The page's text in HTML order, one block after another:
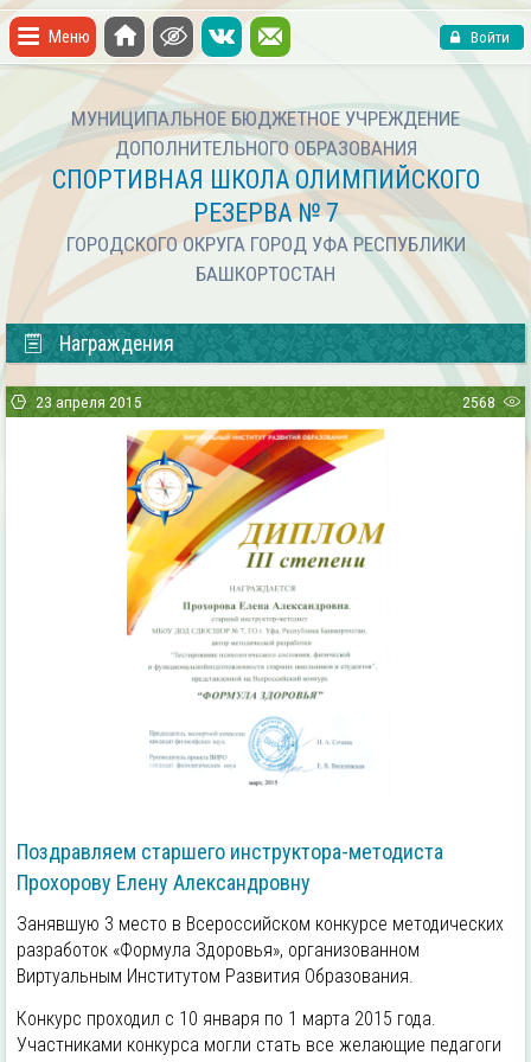
Меню Войти
МУНИЦИПАЛЬНОЕ БЮДЖЕТНОЕ УЧРЕЖДЕНИЕ
ДОПОЛНИТЕЛЬНОГО ОБРАЗОВАНИЯ
СПОРТИВНАЯ ШКОЛА ОЛИМПИЙСКОГО
РЕЗЕРВА № 7
ГОРОДСКОГО ОКРУГА ГОРОД УФА РЕСПУБЛИКИ
БАШКОРТОСТАН
Награждения
23 апреля 2015 2568
Поздравляем старшего инструктора-методиста
Прохорову Елену Александровну
Занявшую 3 место в Всероссийском конкурсе методических
разработок «Формула Здоровья», организованном
Виртуальным Институтом Развития Образования.
Конкурс проходил с 10 января по 1 марта 2015 года.
Участниками конкурса могли стать все желающие педагоги